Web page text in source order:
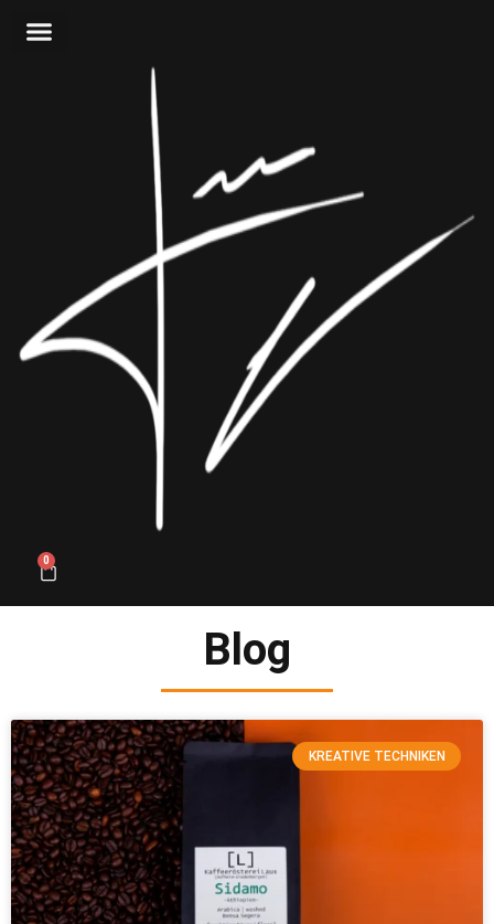
0
Blog
KREATIVE TECHNIKEN